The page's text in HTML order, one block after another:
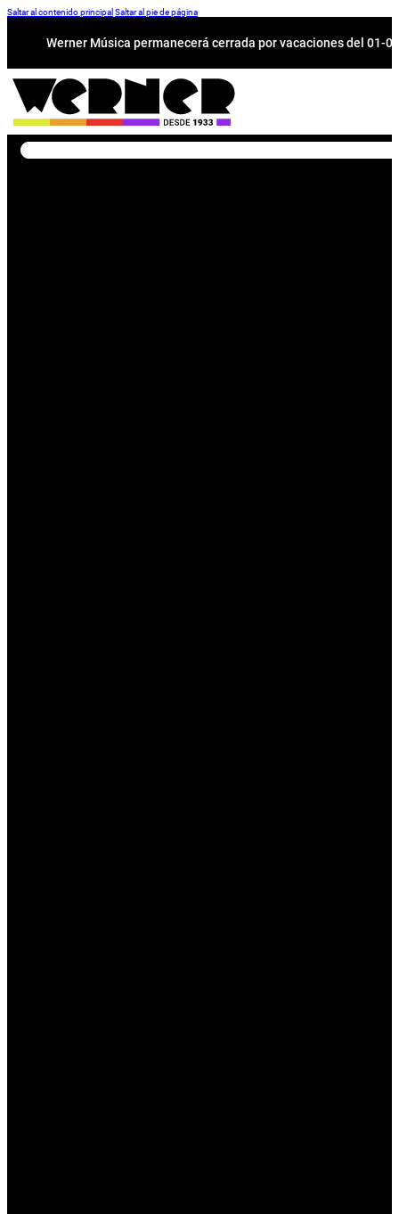
Saltar al contenido principal Saltar al pie de página
Werner Música permanecerá cerrada por vacaciones del 01-
Buscar